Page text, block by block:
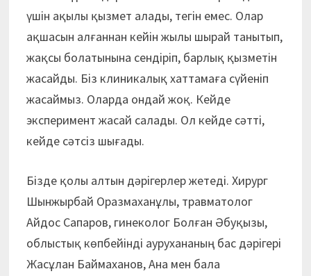
үшін ақылы қызмет алады, тегін емес. Олар
ақшасын алғаннан кейін жылы шырай танытып,
жақсы болатынына сендіріп, барлық қызметін
жасайды. Біз клиникалық хаттамаға сүйеніп
жасаймыз. Оларда ондай жоқ. Кейде
эксперимент жасай салады. Ол кейде сәтті,
кейде сәтсіз шығады.
Бізде қолы алтын дәрігерлер жетеді. Хирург
Шынжырбай Оразмаханұлы, травматолог
Айдос Сапаров, гинеколог Болған Әбуқызы,
облыстық көпбейінді аурухананың бас дәрігері
Жасұлан Баймаханов, Ана мен бала